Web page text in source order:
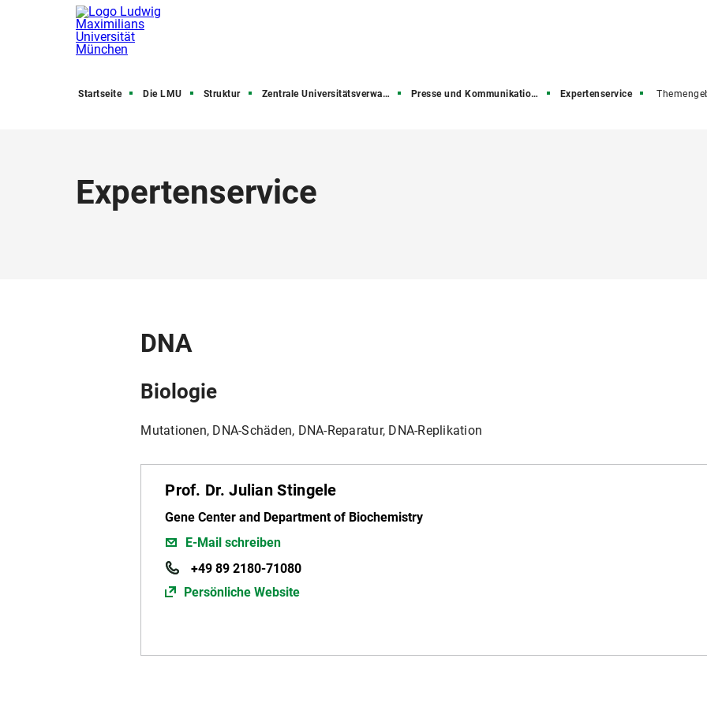
Startseite Die LMU Struktur Zentrale Universitätsverwaltung Presse und Kommunikation (PuK) Expertenservice
Expertenservice
DNA
Biologie
Mutationen, DNA-Schäden, DNA-Reparatur, DNA-Replikation
Prof. Dr. Julian Stingele
Gene Center and Department of Biochemistry
E-Mail schreiben
+49 89 2180-71080
Persönliche Website